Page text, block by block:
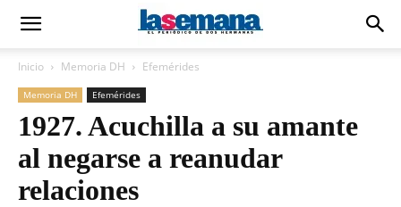
Inicio Memoria DH Efemérides
Memoria DH Efemérides
1927. Acuchilla a su amante
al negarse a reanudar
relaciones